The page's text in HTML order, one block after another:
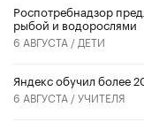
Роспотребнадзор
рыбой и водорослями
6 АВГУСТА / ДЕТИ
​Яндекс обучил более
6 АВГУСТА /УЧИТЕЛЯ